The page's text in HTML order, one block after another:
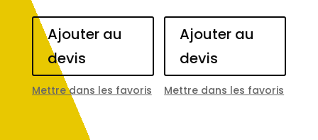
Ajouter au
devis
Mettre dans les favoris
Ajouter au
devis
Mettre dans les favoris